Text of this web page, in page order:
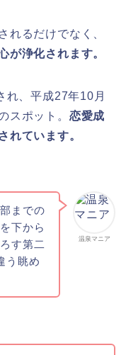
れるだけでなく、
が浄化されます。
れ、平成27年10月
スポット。 恋愛成
れています。
温泉マニア
までの
下から
す第二
う眺め